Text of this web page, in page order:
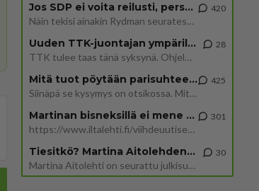
Jos SDP ei voita reilusti, persut kumoavat demokratian Suomesta
Näin tekisi ainakin Rydman seuratessaan idolinsa Trumpin mallia https://www.is.fi/politiikka/art-2000012187244.html
420
Uuden TTK-juontajan ympärillä epätietoisuus sakenee - Nyt MTV hämmentää soppaa
TTK tulee taas tänä syksynä. Ohjelman uudet tähtioppilaat julkistetaan torstaina 6. elokuuta klo 14 alkavassa lehdistö
28
Mitä tuot pöytään parisuhteessa?
Siinäpä se kysymys on otsikossa. Mitäpä siis tuot/toisit pöytään parisuhteessa? Oletko mies vai nainen? Koetko sen mitä
425
Martinan bisneksillä ei mene hyvin
https://www.iltalehti.fi/viihdeuutiset/a/c46da6ab-340f-4790-aaa7-0865eed2336 Yrityksen konkurssihakemus on tullut kärä
301
Tiesitkö? Martina Aitolehden isäpuoli on tämä suosittu laulaja
Martina Aitolehti on seurattu julkisuuden henkilö. Lähipiiriin mahtuu muitakin tunnettuja henkilöitä. Tiesitkö, että Ma
30